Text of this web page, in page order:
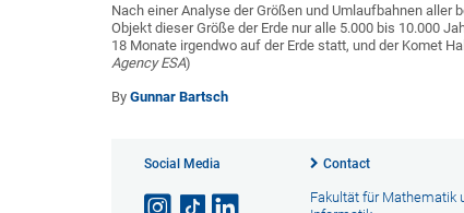
Nach einer Analyse der Größen und Umlaufbahnen
Objekt dieser Größe der Erde nur alle 5.000 bis 10.000
18 Monate irgendwo auf der Erde statt, und der Komet
Agency ESA)
By Gunnar Bartsch
Social Media Contact
Fakultät für Mathematik